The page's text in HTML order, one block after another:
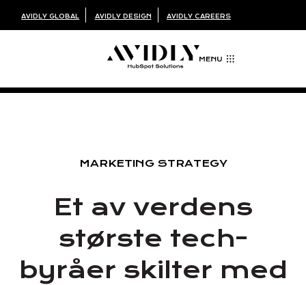
AVIDLY GLOBAL AVIDLY DESIGN AVIDLY CAREERS
MARKETING STRATEGY
Et av verdens
største tech-
byråer skilter med